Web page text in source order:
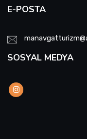
E-POSTA
SOSYAL MEDYA
Uluslararasılaşma